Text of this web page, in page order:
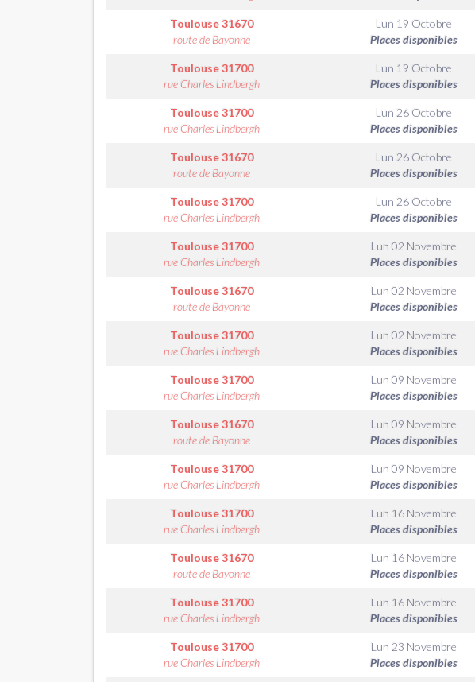
Toulouse31670
route de Bayonne
Lun 19 Octobre
Places disponibles
Toulouse31700
rue Charles Lindbergh
Lun 19 Octobre
Places disponibles
Toulouse31700
rue Charles Lindbergh
Lun 26 Octobre
Places disponibles
Toulouse31670
route de Bayonne
Lun 26 Octobre
Places disponibles
Toulouse31700
rue Charles Lindbergh
Lun 26 Octobre
Places disponibles
Toulouse31700
rue Charles Lindbergh
Lun 02 Novembre
Places disponibles
Toulouse31670
route de Bayonne
Lun 02 Novembre
Places disponibles
Toulouse31700
rue Charles Lindbergh
Lun 02 Novembre
Places disponibles
Toulouse31700
rue Charles Lindbergh
Lun 09 Novembre
Places disponibles
Toulouse31670
route de Bayonne
Lun 09 Novembre
Places disponibles
Toulouse31700
rue Charles Lindbergh
Lun 09 Novembre
Places disponibles
Toulouse31700
rue Charles Lindbergh
Lun 16 Novembre
Places disponibles
Toulouse31670
route de Bayonne
Lun 16 Novembre
Places disponibles
Toulouse31700
rue Charles Lindbergh
Lun 16 Novembre
Places disponibles
Toulouse31700
rue Charles Lindbergh
Lun 23 Novembre
Places disponibles